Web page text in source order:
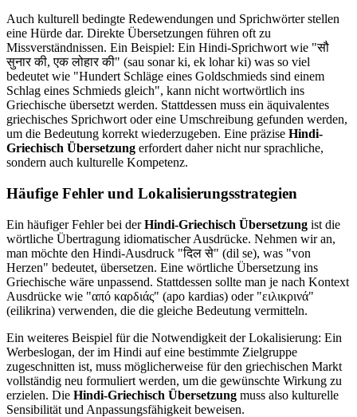
Auch kulturell bedingte Redewendungen und Sprichwörter stellen
eine Hürde dar. Direkte Übersetzungen führen oft zu
Missverständnissen. Ein Beispiel: Ein Hindi-Sprichwort wie "सौ
सुनार की, एक लोहार की" (sau sonar ki, ek lohar ki) was so viel
bedeutet wie "Hundert Schläge eines Goldschmieds sind einem
Schlag eines Schmieds gleich", kann nicht wortwörtlich ins
Griechische übersetzt werden. Stattdessen muss ein äquivalentes
griechisches Sprichwort oder eine Umschreibung gefunden werden,
um die Bedeutung korrekt wiederzugeben. Eine präzise Hindi-
Griechisch Übersetzung erfordert daher nicht nur sprachliche,
sondern auch kulturelle Kompetenz.
Häufige Fehler und Lokalisierungsstrategien
Ein häufiger Fehler bei derHindi-Griechisch Übersetzung ist die
wörtliche Übertragung idiomatischer Ausdrücke. Nehmen wir an,
man möchte den Hindi-Ausdruck "दिल से" (dil se), was "von
Herzen" bedeutet, übersetzen. Eine wörtliche Übersetzung ins
Griechische wäre unpassend. Stattdessen sollte man je nach Kontext
Ausdrücke wie "από καρδιάς" (apo kardias) oder "ειλικρινά"
(eilikrina) verwenden, die die gleiche Bedeutung vermitteln.
Ein weiteres Beispiel für die Notwendigkeit der Lokalisierung: Ein
Werbeslogan, der im Hindi auf eine bestimmte Zielgruppe
zugeschnitten ist, muss möglicherweise für den griechischen Markt
vollständig neu formuliert werden, um die gewünschte Wirkung zu
erzielen. Die Hindi-Griechisch Übersetzung muss also kulturelle
Sensibilität und Anpassungsfähigkeit beweisen.